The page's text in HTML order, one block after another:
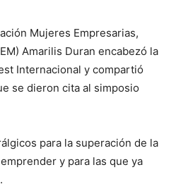
Mujeres Empresarias,
Amarilis Duran encabezó la
Internacional y compartió
se dieron cita al simposio
para la superación de la
y para las que ya